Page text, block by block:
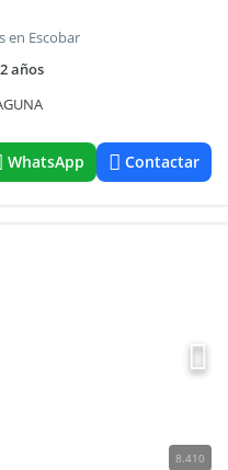
en Escobar
2 años
WhatsApp Contactar
8.410